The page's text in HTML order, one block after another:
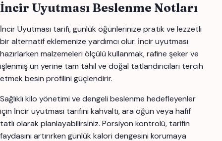
İncir Uyutması Beslenme Notları
İncir Uyutması tarifi, günlük öğünlerinize pratik ve lezzetli
bir alternatif eklemenize yardımcı olur. i̇ncir uyutması
hazırlarken malzemeleri ölçülü kullanmak, rafine şeker ve
işlenmiş un yerine tam tahıl ve doğal tatlandırıcıları tercih
etmek besin profilini güçlendirir.
Sağlıklı kilo yönetimi ve dengeli beslenme hedefleyenler
için i̇ncir uyutması tarifini kahvaltı, ara öğün veya hafif
tatlı olarak planlayabilirsiniz. Porsiyon kontrolü, tarifin
faydasını artırırken günlük kalori dengesini korumaya